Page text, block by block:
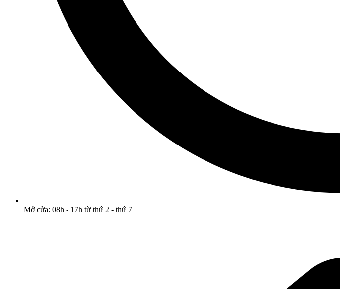
Mở cửa: 08h - 17h từ thứ 2 - thứ 7